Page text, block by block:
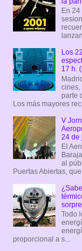
En
Los
17 h.
cines,
parte
Los más mayores rec...
V
24 de
El
al
Puertas Abiertas,
Todo
proporcional a s...